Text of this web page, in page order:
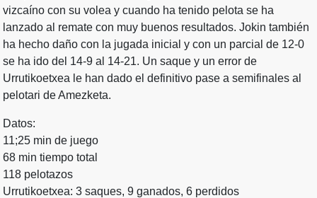
vizcaíno con su volea y cuando ha tenido pelota se ha
lanzado al remate con muy buenos resultados. Jokin también
ha hecho daño con la jugada inicial y con un parcial de 12-0
se ha ido del 14-9 al 14-21. Un saque y un error de
Urrutikoetxea le han dado el definitivo pase a semifinales al
pelotari de Amezketa.
Datos:
11;25 min de juego
68 min tiempo total
118 pelotazos
Urrutikoetxea: 3 saques, 9 ganados, 6 perdidos